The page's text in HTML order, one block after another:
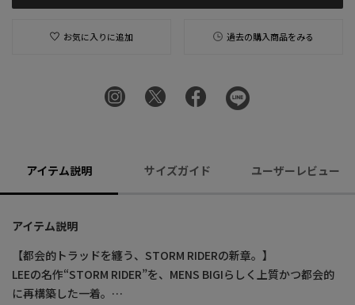
お気に入りに追加 過去の購入商品をみる
アイテム説明 サイズガイド ユーザーレビュー
アイテム説明
【都会的トラッドを纏う、STORM RIDERの新章。】
LEEの名作“STORM RIDER”を、MENS BIGIらしく上質かつ都会的
に再構築した一着。